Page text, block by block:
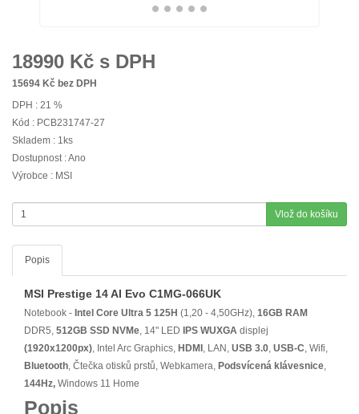
18990 Kč s DPH
15694 Kč bez DPH
DPH : 21 %
Kód : PCB231747-27
Skladem : 1ks
Dostupnost : Ano
Výrobce : MSI
Vlož do košíku
Popis
MSI Prestige 14 AI Evo C1MG-066UK
Notebook - Intel Core Ultra 5 125H (1,20 - 4,50GHz), 16GB RAM
DDR5, 512GB SSD NVMe, 14" LED IPS WUXGA displej
(1920x1200px), Intel Arc Graphics, HDMI , LAN, USB 3.0, USB-C, Wifi,
Bluetooth, Čtečka otisků prstů, Webkamera, Podsvícená klávesnice,
144Hz, Windows 11 Home
Popis